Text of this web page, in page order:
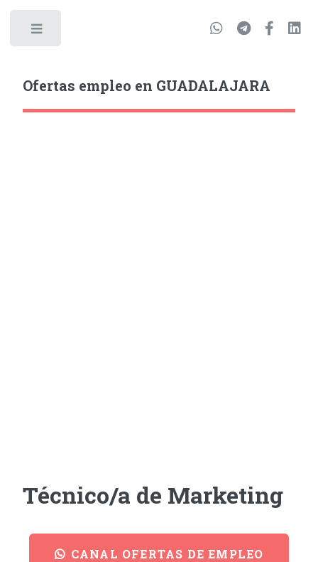
Ofertas empleo en GUADALAJARA
Técnico/a de Marketing
CANAL OFERTAS DE EMPLEO